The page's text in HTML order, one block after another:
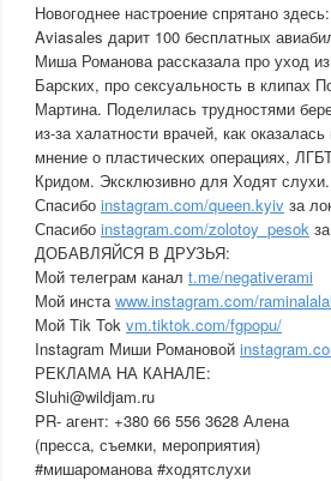
Новогоднее настроение спрятано здесь:
Aviasales дарит 100 бесплатных
Миша Романова рассказала про уход
Барских, про сексуальность в клипах
Мартина. Поделилась трудностями
из-за халатности врачей, как
мнение о пластических операциях,
Кридом. Эксклюзивно для Ходят слухи.
Спасибо instagram.com/queen.kyiv за
Спасибо instagram.com/zolotoy_pesok
ДОБАВЛЯЙСЯ В ДРУЗЬЯ:
Мой телеграм канал t.me/negativerami
Мой инстаwww.instagram.com/
Мой Tik Tok vm.tiktok.com/fgpopu/
Instagram Миши Романовой
РЕКЛАМА НА КАНАЛЕ:
Sluhi@wildjam.ru
PR- агент: +380 66 556 3628 Алена
(пресса, съемки, мероприятия)
#мишароманова #ходятслухи